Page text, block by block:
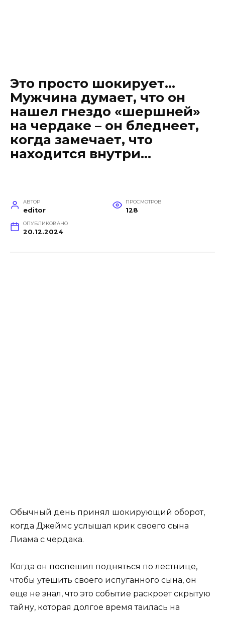
Это просто шокирует…
Мужчина думает, что он
нашел гнездо «шершней»
на чердаке – он бледнеет,
когда замечает, что
находится внутри…
АВТОР
editor
ПРОСМОТРОВ
128
ОПУБЛИКОВАНО
20.12.2024
Обычный день принял шокирующий оборот,
когда Джеймс услышал крик своего сына
Лиама с чердака.
Когда он поспешил подняться по лестнице,
чтобы утешить своего испуганного сына, он
еще не знал, что это событие раскроет скрытую
тайну, которая долгое время таилась на